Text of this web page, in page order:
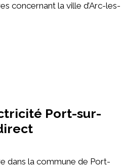
concernant la ville d’Arc-les-
Port-sur-
dans la commune de Port-